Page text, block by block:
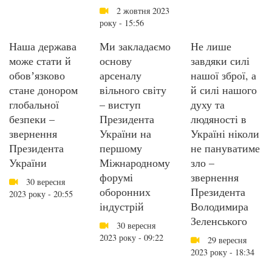
2 жовтня 2023
року - 15:56
Наша держава
може стати й
обовʼязково
стане донором
глобальної
безпеки –
звернення
Президента
України
30 вересня
2023 року - 20:55
Ми закладаємо
основу
арсеналу
вільного світу
– виступ
Президента
України на
першому
Міжнародному
форумі
оборонних
індустрій
30 вересня
2023 року - 09:22
Не лише
завдяки силі
нашої зброї, а
й силі нашого
духу та
людяності в
Україні ніколи
не пануватиме
зло –
звернення
Президента
Володимира
Зеленського
29 вересня
2023 року - 18:34